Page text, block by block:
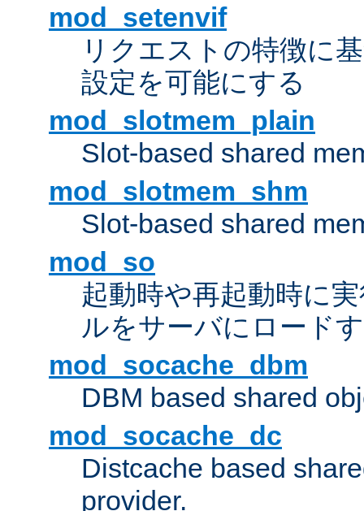
mod_setenvif
リクエストの特徴に
設定を可能にする
mod_slotmem_plain
Slot-based shared
mod_slotmem_shm
Slot-based shared
mod_so
起動時や再起動時に
ルをサーバにロード
mod_socache_dbm
DBM based shared
mod_socache_dc
Distcache based
provider.